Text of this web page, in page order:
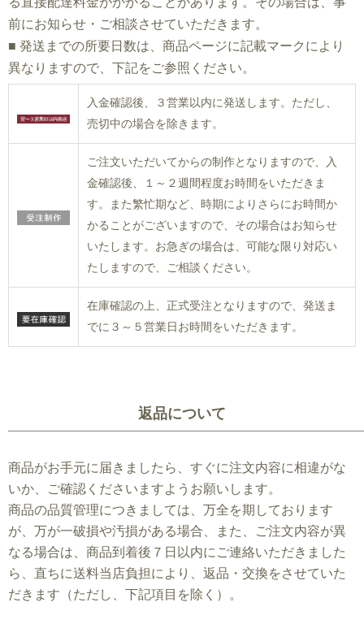
前にお知らせ・ご相談させていただきます。
■ 発送までの所要日数は、商品ページに記載マークにより
異なりますので、下記をご参照ください。
入金確認後、３営業以内に発送します。ただし、
売切中の場合を除きます。
ご注文いただいてからの制作となりますので、入
金確認後、１～２週間程度お時間をいただきま
す。また繁忙期など、時期によりさらにお時間か
かることがございますので、その場合はお知らせ
いたします。お急ぎの場合は、可能な限り対応い
たしますので、ご相談ください。
在庫確認の上、正式受注となりますので、発送ま
でに３～５営業日お時間をいただきます。
返品について
商品がお手元に届きましたら、すぐに注文内容に相違がな
いか、ご確認くださいますようお願いします。
商品の品質管理につきましては、万全を期しております
が、万が一破損や汚損がある場合、また、ご注文内容が異
なる場合は、商品到着後７日以内にご連絡いただきました
ら、直ちに送料当店負担により、返品・交換をさせていた
だきます（ただし、下記項目を除く）。